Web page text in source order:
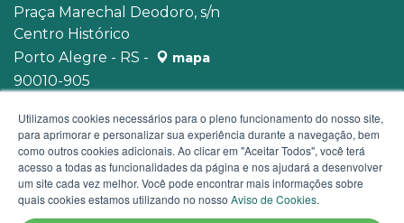
Praça Marechal Deodoro, s/n
Centro Histórico
Porto Alegre - RS -
mapa
90010-905
Utilizamos cookies necessários para o pleno funcionamento do nosso site,
para aprimorar e personalizar sua experiência durante a navegação, bem
como outros cookies adicionais. Ao clicar em "Aceitar Todos", você terá
acesso a todas as funcionalidades da página e nos ajudará a desenvolver
um site cada vez melhor. Você pode encontrar mais informações sobre
quais cookies estamos utilizando no nosso Aviso de Cookies.